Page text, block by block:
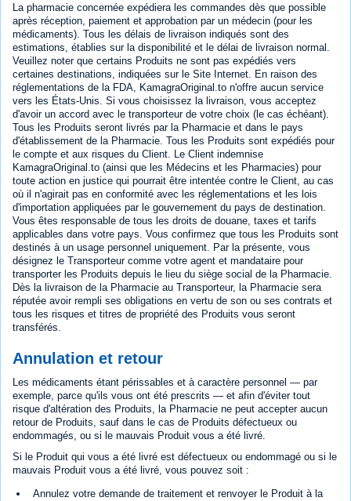
La pharmacie concernée expédiera les commandes dès que possible
après réception, paiement et approbation par un médecin (pour les
médicaments). Tous les délais de livraison indiqués sont des
estimations, établies sur la disponibilité et le délai de livraison normal.
Veuillez noter que certains Produits ne sont pas expédiés vers
certaines destinations, indiquées sur le Site Internet. En raison des
réglementations de la FDA, KamagraOriginal.to n'offre aucun service
vers les États-Unis. Si vous choisissez la livraison, vous acceptez
d'avoir un accord avec le transporteur de votre choix (le cas échéant).
Tous les Produits seront livrés par la Pharmacie et dans le pays
d'établissement de la Pharmacie. Tous les Produits sont expédiés pour
le compte et aux risques du Client. Le Client indemnise
KamagraOriginal.to (ainsi que les Médecins et les Pharmacies) pour
toute action en justice qui pourrait être intentée contre le Client, au cas
où il n'agirait pas en conformité avec les réglementations et les lois
d'importation appliquées par le gouvernement du pays de destination.
Vous êtes responsable de tous les droits de douane, taxes et tarifs
applicables dans votre pays. Vous confirmez que tous les Produits sont
destinés à un usage personnel uniquement. Par la présente, vous
désignez le Transporteur comme votre agent et mandataire pour
transporter les Produits depuis le lieu du siège social de la Pharmacie.
Dès la livraison de la Pharmacie au Transporteur, la Pharmacie sera
réputée avoir rempli ses obligations en vertu de son ou ses contrats et
tous les risques et titres de propriété des Produits vous seront
transférés.
Annulation et retour
Les médicaments étant périssables et à caractère personnel — par
exemple, parce qu'ils vous ont été prescrits — et afin d'éviter tout
risque d'altération des Produits, la Pharmacie ne peut accepter aucun
retour de Produits, sauf dans le cas de Produits défectueux ou
endommagés, ou si le mauvais Produit vous a été livré.
Si le Produit qui vous a été livré est défectueux ou endommagé ou si le
mauvais Produit vous a été livré, vous pouvez soit :
Annulez votre demande de traitement et renvoyer le Produit à la